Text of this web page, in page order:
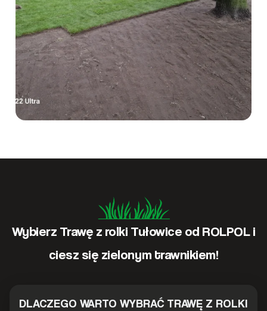
Wybierz Trawę z rolki Tułowice od ROLPOL i
ciesz się zielonym trawnikiem!
DLACZEGO WARTO WYBRAĆ TRAWĘ Z ROLKI